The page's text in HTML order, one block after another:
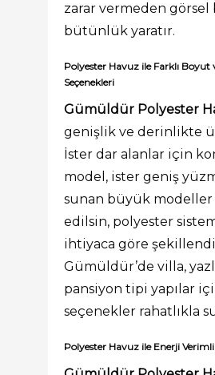
zarar vermeden görsel
bütünlük yaratır.
Polyester Havuz ile Farklı Boyut
Seçenekleri
Gümüldür Polyester
genişlik ve derinlikte
İster dar alanlar için
model, ister geniş
sunan büyük
edilsin, polyester
ihtiyaca göre
Gümüldür’de villa,
pansiyon tipi yapılar
seçenekler rahatlıkla
Polyester Havuz ile Enerji